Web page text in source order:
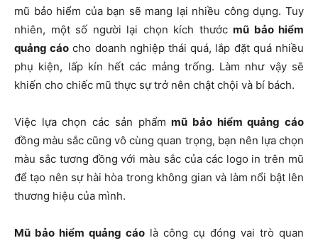
mũ bảo hiểm của bạn sẽ mang lại nhiều công dụng. Tuy
nhiên, một số người lại chọn kích thước mũ bảo hiểm
quảng cáo cho doanh nghiệp thái quá, lắp đặt quá nhiều
phụ kiện, lấp kín hết các mảng trống. Làm như vậy sẽ
khiến cho chiếc mũ thực sự trở nên chật chội và bí bách.
Việc lựa chọn các sản phẩmmũ bảo hiểm quảng cáo
đồng màu sắc cũng vô cùng quan trọng, bạn nên lựa chọn
màu sắc tương đồng với màu sắc của các logo in trên mũ
để tạo nên sự hài hòa trong không gian và làm nổi bật lên
thương hiệu của mình.
Mũ bảo hiểm quảng cáo là công cụ đóng vai trò quan